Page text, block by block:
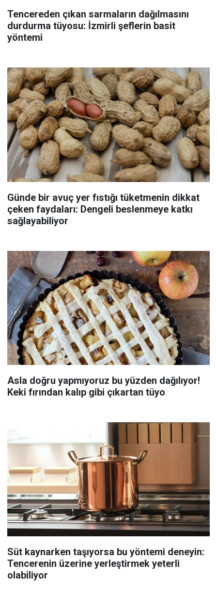
Tencereden çıkan sarmaların dağılmasını
durdurma tüyosu: İzmirli şeflerin basit
yöntemi
Günde bir avuç yer fıstığı tüketmenin dikkat
çeken faydaları: Dengeli beslenmeye katkı
sağlayabiliyor
Asla doğru yapmıyoruz bu yüzden dağılıyor!
Keki fırından kalıp gibi çıkartan tüyo
Süt kaynarken taşıyorsa bu yöntemi deneyin:
Tencerenin üzerine yerleştirmek yeterli
olabiliyor